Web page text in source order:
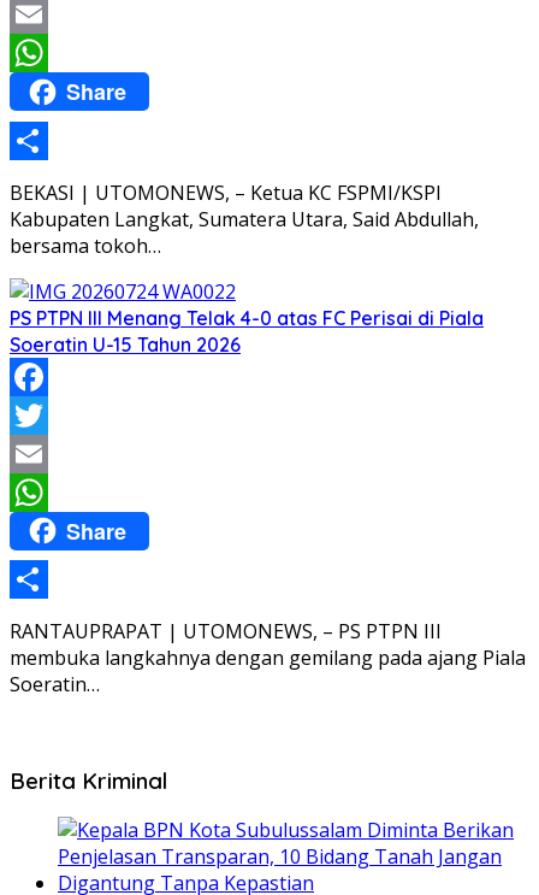
Twitter
Email
WhatsApp
Share
Share
BEKASI | UTOMONEWS, – Ketua KC FSPMI/KSPI
Kabupaten Langkat, Sumatera Utara, Said Abdullah,
bersama tokoh…
PS PTPN III Menang Telak 4-0 atas FC Perisai di Piala
Soeratin U-15 Tahun 2026
Facebook
Twitter
Email
WhatsApp
Share
Share
RANTAUPRAPAT | UTOMONEWS, – PS PTPN III
membuka langkahnya dengan gemilang pada ajang Piala
Soeratin…
Berita Kriminal